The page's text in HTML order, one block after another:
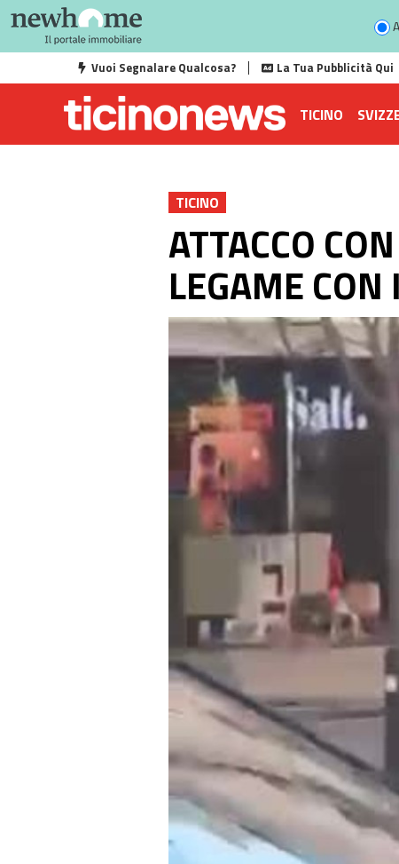
Vuoi Segnalare Qualcosa? La Tua Pubblicità Qui
TICINO
TICINO
ATTACCO
LEGAME